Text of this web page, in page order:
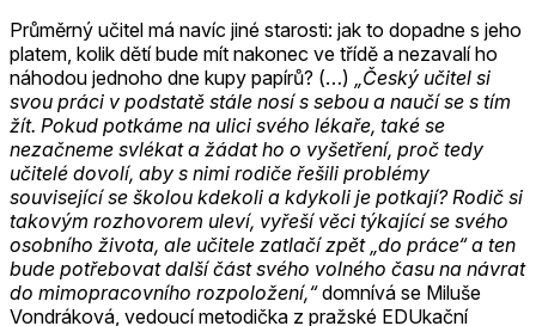
Průměrný učitel má navíc jiné starosti: jak to dopadne s jeho
platem, kolik dětí bude mít nakonec ve třídě a nezavalí ho
náhodou jednoho dne kupy papírů? (…)
„Český učitel si
svou práci v podstatě stále nosí s sebou a naučí se s tím
žít. Pokud potkáme na ulici svého lékaře, také se
nezačneme svlékat a žádat ho o vyšetření, proč tedy
učitelé dovolí, aby s nimi rodiče řešili problémy
související se školou kdekoli a kdykoli je potkají? Rodič si
takovým rozhovorem uleví, vyřeší věci týkající se svého
osobního života, ale učitele zatlačí zpět „do práce“ a ten
bude potřebovat další část svého volného času na návrat
do mimopracovního rozpoložení,“domnívá se Miluše
Vondráková, vedoucí metodička z pražské EDUkační